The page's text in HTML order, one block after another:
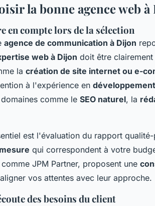
la bonne agence web
en compte lors de la sélection
agence de communication à Dijon
web à Dijon doit être
la création de site internet ou e-
à l'expérience en
comme le SEO naturel, la
est l'évaluation du rapport
qui correspondent à votre
JPM Partner, proposent une
vos attentes avec leur approche.
des besoins du client